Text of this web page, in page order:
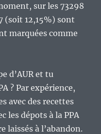
sur les 73298
(soit 12,15%) sont
marquées comme
d’AUR et tu
? Par expérience,
avec des recettes
les dépots à la PPA
laissés à l’abandon.